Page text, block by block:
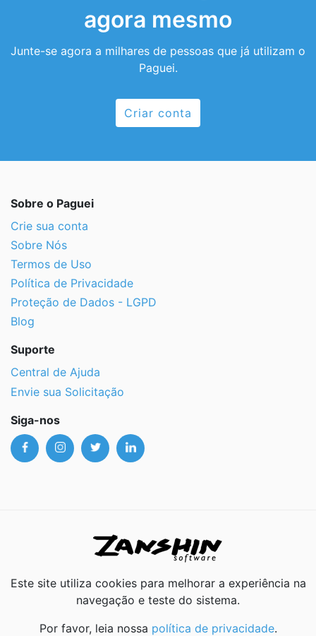
agora mesmo
Junte-se agora a milhares de pessoas que já utilizam o
Paguei.
Criar conta
Sobre o Paguei
Crie sua conta
Sobre Nós
Termos de Uso
Política de Privacidade
Proteção de Dados - LGPD
Blog
Suporte
Central de Ajuda
Envie sua Solicitação
Siga-nos
Este site utiliza cookies para melhorar a experiência na
navegação e teste do sistema.
Por favor, leia nossa política de privacidade.